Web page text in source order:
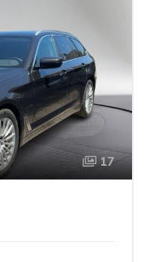
17